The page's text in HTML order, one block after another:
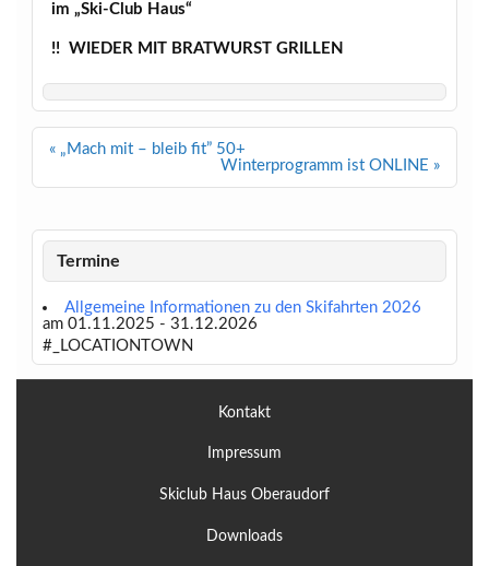
im „Ski-Club Haus“
!! WIEDER MIT BRATWURST GRILLEN
Beitragsnavigation
« „Mach mit – bleib fit” 50+
Winterprogramm ist ONLINE »
Termine
Allgemeine Informationen zu den Skifahrten 2026
am 01.11.2025 - 31.12.2026
#_LOCATIONTOWN
Kontakt
Impressum
Skiclub Haus Oberaudorf
Downloads